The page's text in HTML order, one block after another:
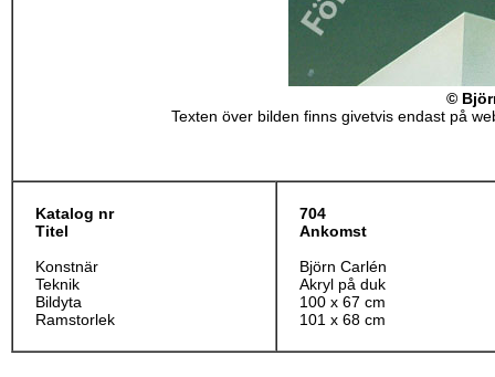
©
Texten över bilden finns givetvis endast på
Katalog nr
Titel
Konstnär
Teknik
Bildyta
Ramstorlek
704
Ankomst
Björn Carlén
Akryl på duk
100 x 67 cm
101 x 68 cm